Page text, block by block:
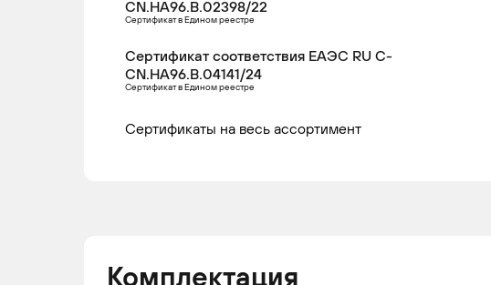
CN.НА96.В.02398/22
Сертификат в Едином реестре
Сертификат соответствия ЕАЭС RU С-
CN.НА96.В.04141/24
Сертификат в Едином реестре
Сертификаты на весь ассортимент
Комплектация